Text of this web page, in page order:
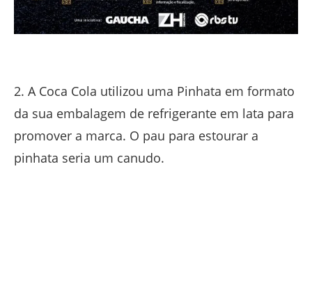
2. A Coca Cola utilizou uma Pinhata em formato
da sua embalagem de refrigerante em lata para
promover a marca. O pau para estourar a
pinhata seria um canudo.